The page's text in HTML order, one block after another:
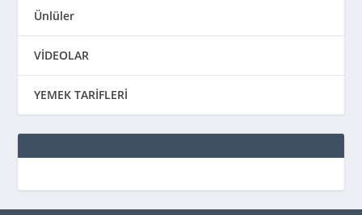
Ünlüler
VİDEOLAR
YEMEK TARİFLERİ